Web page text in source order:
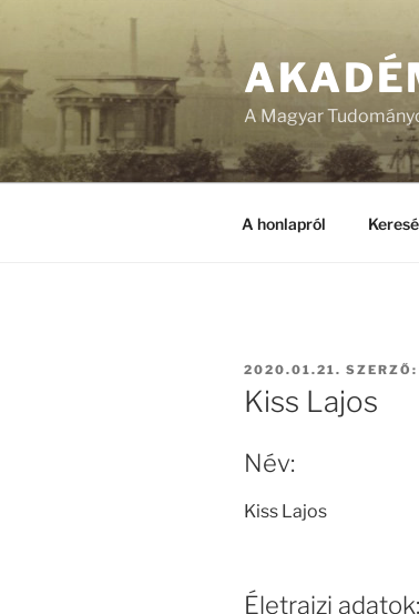
A Magyar
A honlapról
BEKÜLDVE:
2020.01.21. SZERZŐ:
Kiss Lajos
Név:
Kiss Lajos
Életrajzi adatok: